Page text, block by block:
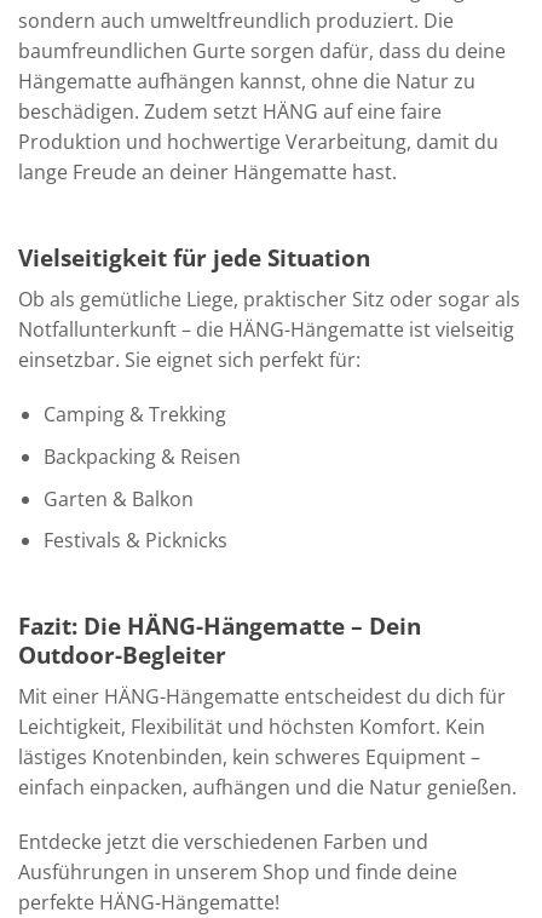
sondern auch umweltfreundlich produziert. Die
baumfreundlichen Gurte sorgen dafür, dass du deine
Hängematte aufhängen kannst, ohne die Natur zu
beschädigen. Zudem setzt HÄNG auf eine faire
Produktion und hochwertige Verarbeitung, damit du
lange Freude an deiner Hängematte hast.
Vielseitigkeit für jede Situation
Ob als gemütliche Liege, praktischer Sitz oder sogar als
Notfallunterkunft – die HÄNG-Hängematte ist vielseitig
einsetzbar. Sie eignet sich perfekt für:
Camping & Trekking
Backpacking & Reisen
Garten & Balkon
Festivals & Picknicks
Fazit: Die HÄNG-Hängematte – Dein
Outdoor-Begleiter
Mit einer HÄNG-Hängematte entscheidest du dich für
Leichtigkeit, Flexibilität und höchsten Komfort. Kein
lästiges Knotenbinden, kein schweres Equipment –
einfach einpacken, aufhängen und die Natur genießen.
Entdecke jetzt die verschiedenen Farben und
Ausführungen in unserem Shop und finde deine
perfekte HÄNG-Hängematte!